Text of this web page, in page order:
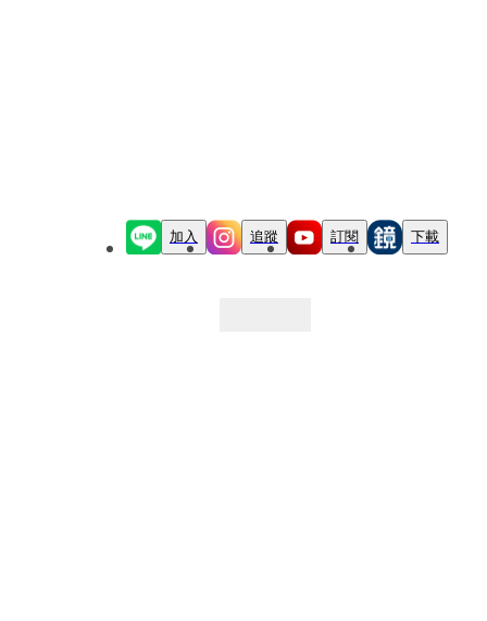
加入 追蹤 訂閱 下載